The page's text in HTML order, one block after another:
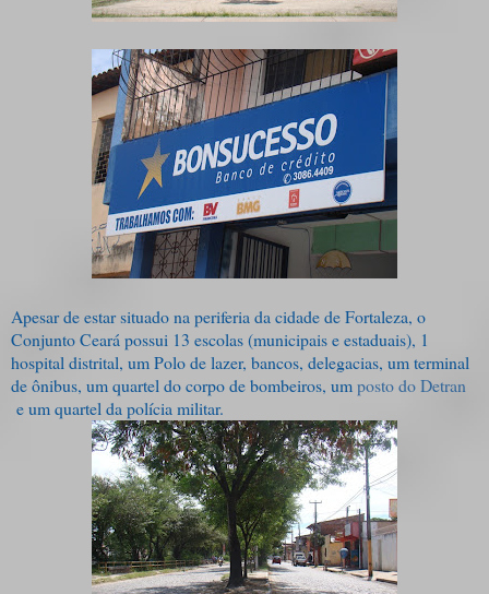
Apesar de estar situado na periferia da cidade de Fortaleza, o
Conjunto Ceará possui 13 escolas (municipais e estaduais), 1
hospital distrital, um Polo de lazer, bancos, delegacias, um terminal
de ônibus, um quartel do corpo de bombeiros, umposto do Detran
e um quartel da polícia militar.